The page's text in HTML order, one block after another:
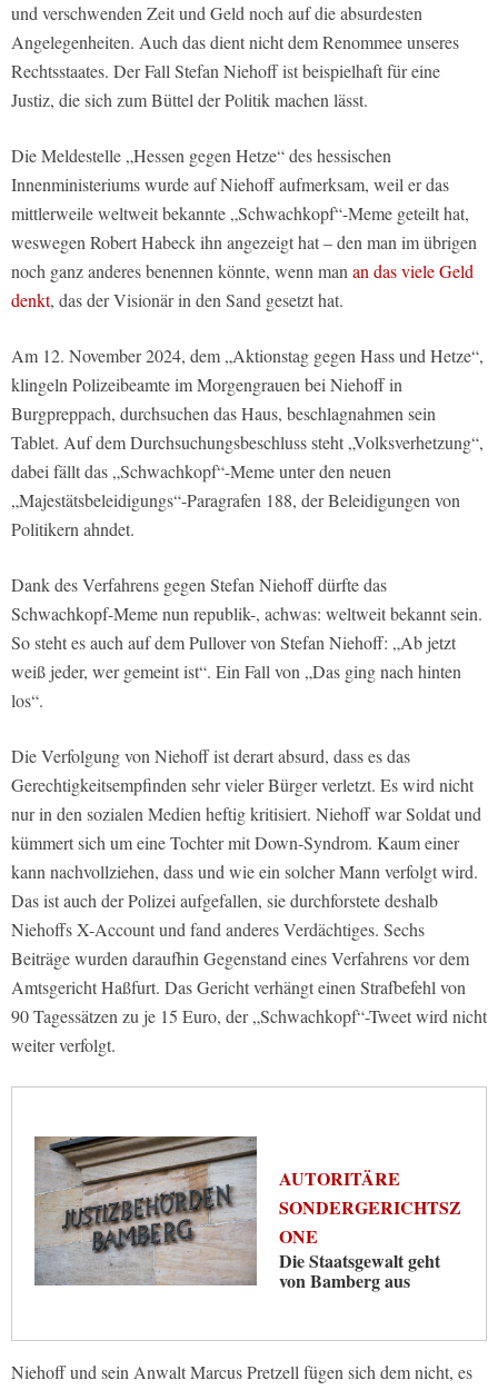
und verschwenden Zeit und Geld noch auf die absurdesten
Angelegenheiten. Auch das dient nicht dem Renommee unseres
Rechtsstaates. Der Fall Stefan Niehoff ist beispielhaft für eine
Justiz, die sich zum Büttel der Politik machen lässt.
Die Meldestelle „Hessen gegen Hetze“ des hessischen
Innenministeriums wurde auf Niehoff aufmerksam, weil er das
mittlerweile weltweit bekannte „Schwachkopf“-Meme geteilt hat,
weswegen Robert Habeck ihn angezeigt hat – den man im übrigen
noch ganz anderes benennen könnte, wenn manan das viele Geld
denkt, das der Visionär in den Sand gesetzt hat.
Am 12. November 2024, dem „Aktionstag gegen Hass und Hetze“,
klingeln Polizeibeamte im Morgengrauen bei Niehoff in
Burgpreppach, durchsuchen das Haus, beschlagnahmen sein
Tablet. Auf dem Durchsuchungsbeschluss steht „Volksverhetzung“,
dabei fällt das „Schwachkopf“-Meme unter den neuen
„Majestätsbeleidigungs“-Paragrafen 188, der Beleidigungen von
Politikern ahndet.
Dank des Verfahrens gegen Stefan Niehoff dürfte das
Schwachkopf-Meme nun republik-, achwas: weltweit bekannt sein.
So steht es auch auf dem Pullover von Stefan Niehoff: „Ab jetzt
weiß jeder, wer gemeint ist“. Ein Fall von „Das ging nach hinten
los“.
Die Verfolgung von Niehoff ist derart absurd, dass es das
Gerechtigkeitsempfinden sehr vieler Bürger verletzt. Es wird nicht
nur in den sozialen Medien heftig kritisiert. Niehoff war Soldat und
kümmert sich um eine Tochter mit Down-Syndrom. Kaum einer
kann nachvollziehen, dass und wie ein solcher Mann verfolgt wird.
Das ist auch der Polizei aufgefallen, sie durchforstete deshalb
Niehoffs X-Account und fand anderes Verdächtiges. Sechs
Beiträge wurden daraufhin Gegenstand eines Verfahrens vor dem
Amtsgericht Haßfurt. Das Gericht verhängt einen Strafbefehl von
90 Tagessätzen zu je 15 Euro, der „Schwachkopf“-Tweet wird nicht
weiter verfolgt.
AUTORITÄRE
SONDERGERICHTSZ
ONE
Die Staatsgewalt geht
von Bamberg aus
Niehoff und sein Anwalt Marcus Pretzell fügen sich dem nicht, es